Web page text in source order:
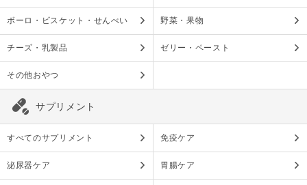
ボーロ・ビスケット・せんべい 野菜・果物
チーズ・乳製品 ゼリー・ペースト
その他おやつ
サプリメント
すべてのサプリメント 免疫ケア
泌尿器ケア 胃腸ケア